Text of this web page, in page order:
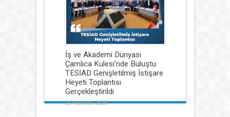
İş ve Akademi Dünyası
Çamlıca Kulesi’nde Buluştu:
TESİAD Genişletilmiş İstişare
Heyeti Toplantısı
Gerçekleştirildi
25 Haziran 2026